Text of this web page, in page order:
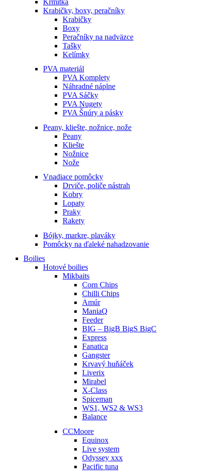
Krabičky, boxy, peračníky
Krabičky
Boxy
Peračníky na nadväzce
Tašky
Kelímky
PVA materiál
PVA Komplety
Náhradné náplne
PVA Sáčky
PVA Nugety
PVA Šnúry a pásky
Peany, kliešte, nožnice, nože
Peany
Kliešte
Nožnice
Nože
Vnadiace pomôcky
Drviče, poliče nástrah
Kobry
Lopaty
Praky
Rakety
Bójky, markre, plaváky
Pomôcky na ďaleké nahadzovanie
Boilies
Hotové boilies
Mikbaits
Corn Chips
Chilli Chips
Amúr
ManiaQ
Feeder
BIG – BigB BigS BigC
Express
Fanatica
Gangster
Krvavý huňáček
Liverix
Mirabel
X-Class
Spiceman
WS1, WS2 & WS3
Balance
CCMoore
Equinox
Live system
Odyssey xxx
Pacific tuna